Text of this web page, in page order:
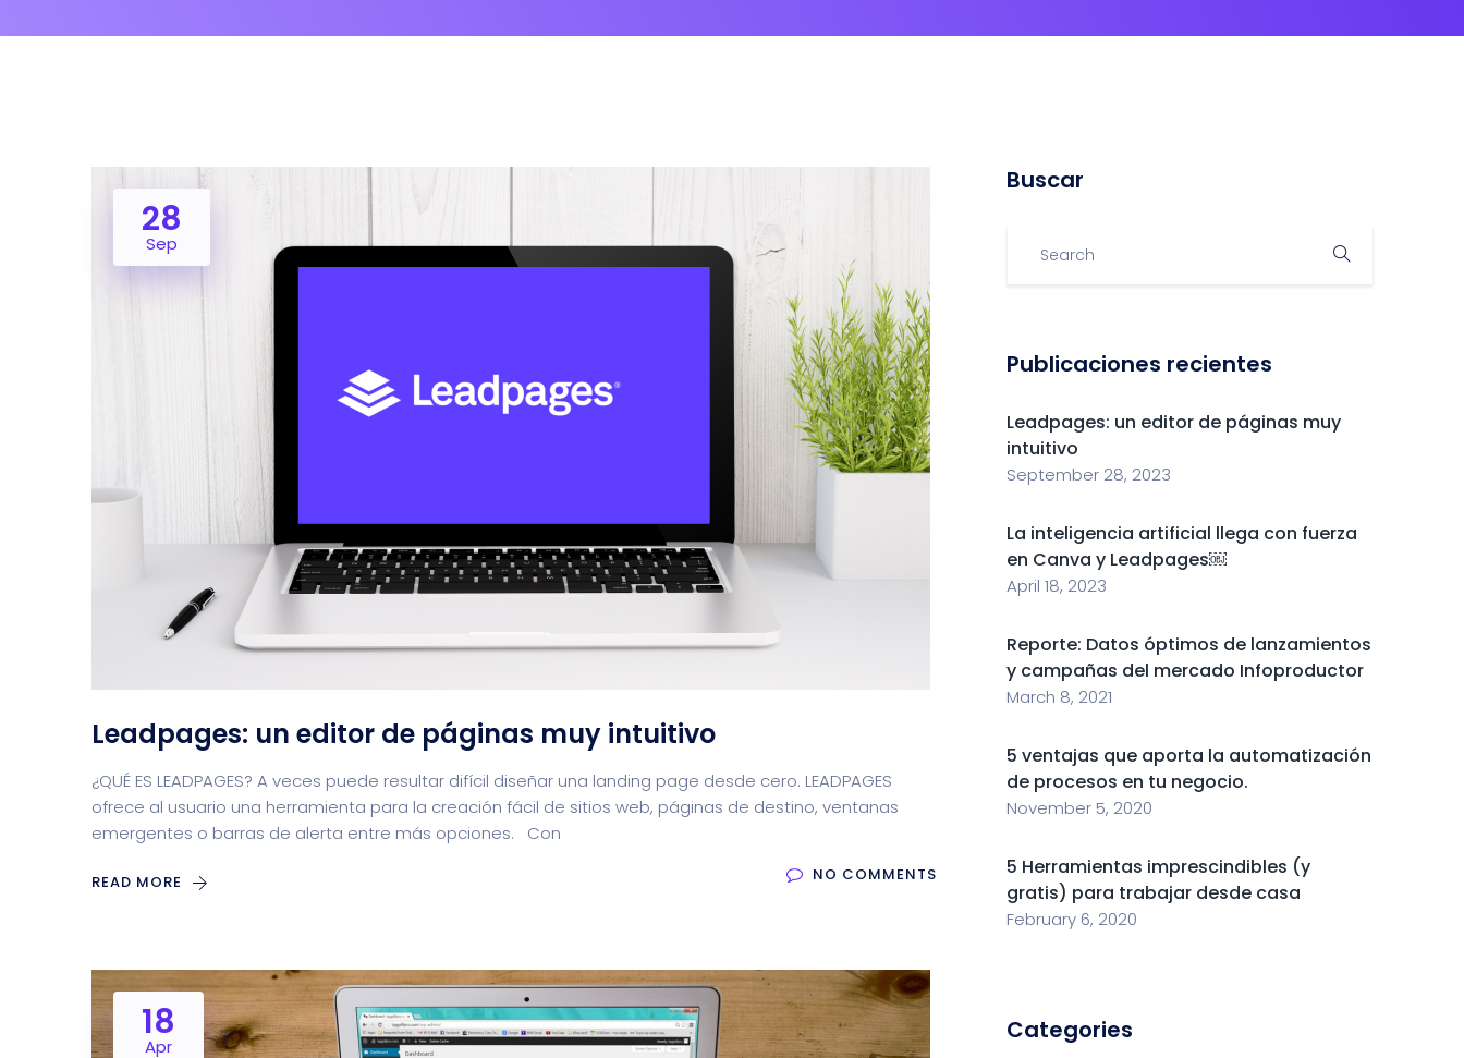
28
Sep
Leadpages: un editor de páginas muy intuitivo
¿QUÉ ES LEADPAGES? A veces puede resultar difícil diseñar una landing page desde cero. LEADPAGES
ofrece al usuario una herramienta para la creación fácil de sitios web, páginas de destino, ventanas
emergentes o barras de alerta entre más opciones. Con
READ MORE NO COMMENTS
18
Apr
Buscar
Publicaciones recientes
Leadpages: un editor de páginas muy
intuitivo
September 28, 2023
La inteligencia artificial llega con fuerza
en Canva y Leadpages￼
April 18, 2023
Reporte: Datos óptimos de lanzamientos
y campañas del mercado Infoproductor
March 8, 2021
5 ventajas que aporta la automatización
de procesos en tu negocio.
November 5, 2020
5 Herramientas imprescindibles (y
gratis) para trabajar desde casa
February 6, 2020
Categories